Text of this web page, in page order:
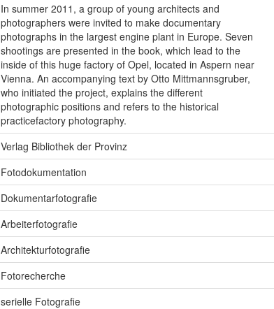
In summer 2011, a group of young architects and
photographers were invited to make documentary
photographs in the largest engine plant in Europe. Seven
shootings are presented in the book, which lead to the
inside of this huge factory of Opel, located in Aspern near
Vienna. An accompanying text by Otto Mittmannsgruber,
who initiated the project, explains the different
photographic positions and refers to the historical
practicefactory photography.
Verlag Bibliothek der Provinz
Fotodokumentation
Dokumentarfotografie
Arbeiterfotografie
Architekturfotografie
Fotorecherche
serielle Fotografie